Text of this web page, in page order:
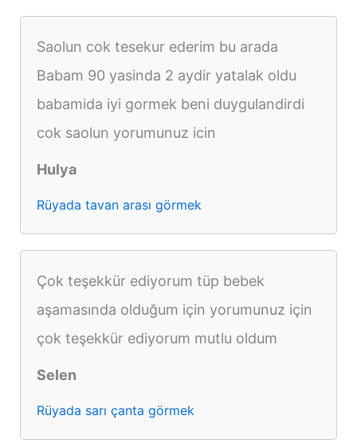
Saolun cok tesekur ederim bu arada
Babam 90 yasinda 2 aydir yatalak oldu
babamida iyi gormek beni duygulandirdi
cok saolun yorumunuz icin
Hulya
Rüyada tavan arası görmek
Çok teşekkür ediyorum tüp bebek
aşamasında olduğum için yorumunuz için
çok teşekkür ediyorum mutlu oldum
Selen
Rüyada sarı çanta görmek